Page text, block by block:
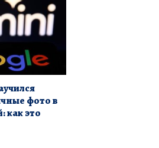
фото в
как это